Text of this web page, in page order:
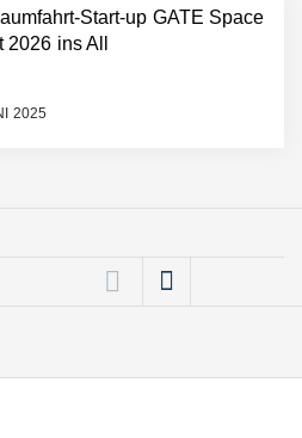
Start-up GATE Space
2026 ins All
2025
Haas von
Raumfahrt-Start-up